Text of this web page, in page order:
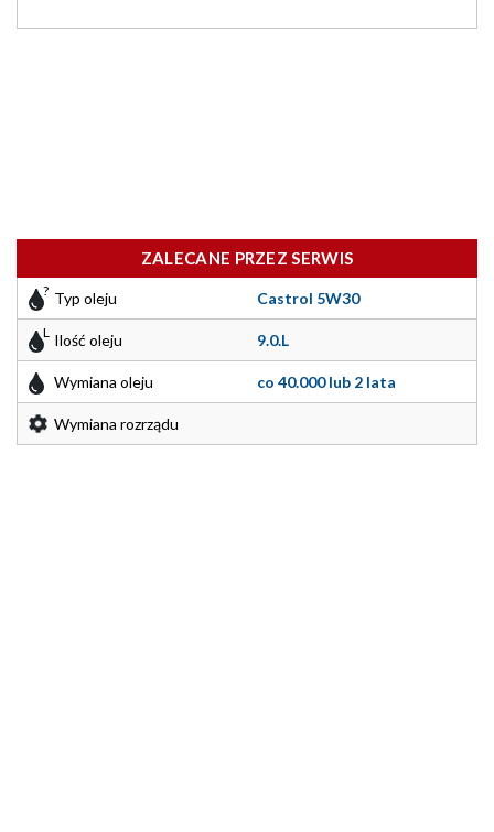
ZALECANE PRZEZ SERWIS
Typ oleju Castrol 5W30
Ilość oleju 9.0.L
Wymiana oleju co 40.000 lub 2 lata
Wymiana rozrządu